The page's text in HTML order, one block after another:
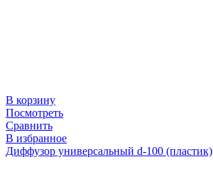
В корзину
Посмотреть
Сравнить
В избранное
Диффузор универсальный d-100 (пластик)